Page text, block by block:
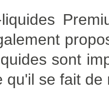
sont
qu'il se fait